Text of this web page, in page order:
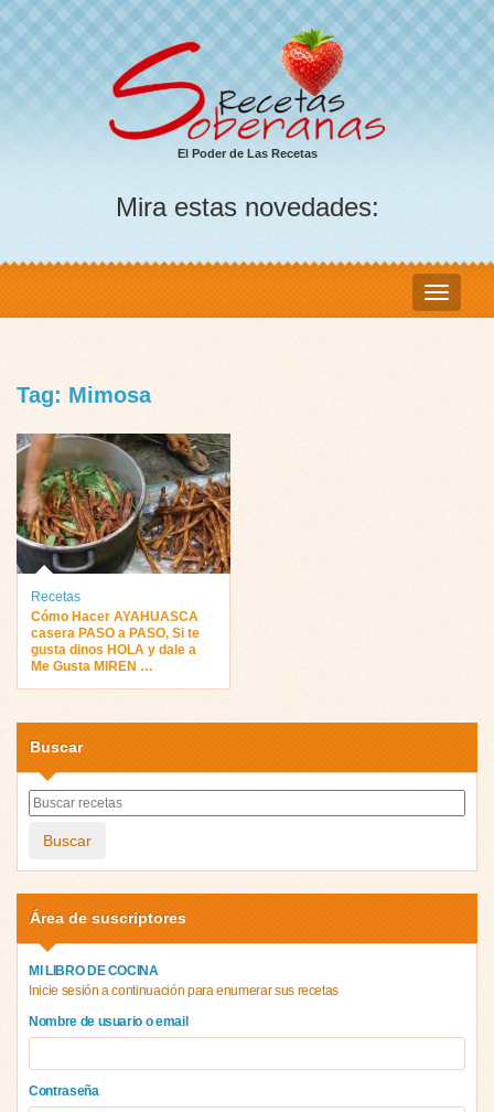
El Poder de Las Recetas
Mira estas novedades:
Tag: Mimosa
Recetas
Cómo Hacer AYAHUASCA
casera PASO a PASO, Si te
gusta dinos HOLA y dale a
Me Gusta MIREN …
Buscar
Buscar
Área de suscriptores
MI LIBRO DE COCINA
Inicie sesión a continuación para enumerar sus recetas
Nombre de usuario o email
Contraseña